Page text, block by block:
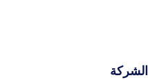
الشركة